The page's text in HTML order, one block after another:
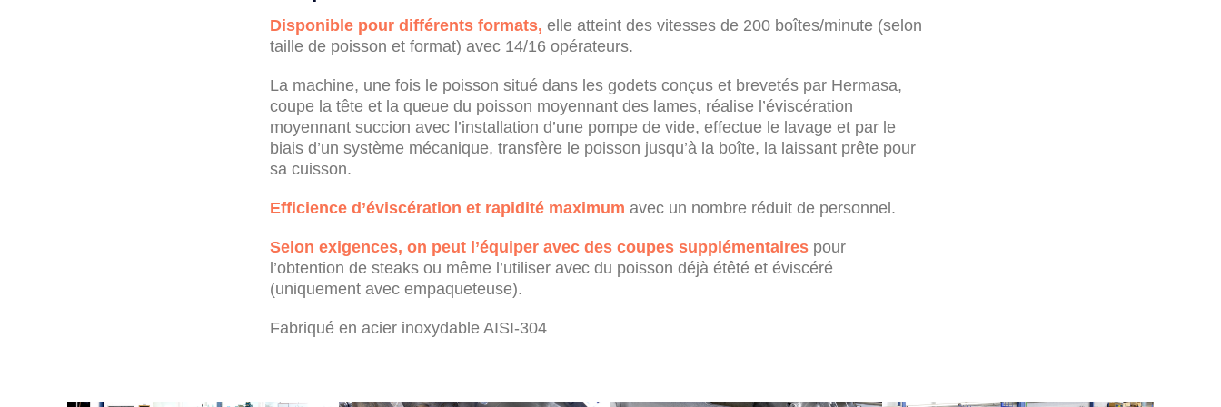
Disponible pour différents formats, elle atteint des vitesses de 200 boîtes/minute (selon
taille de poisson et format) avec 14/16 opérateurs.
La machine, une fois le poisson situé dans les godets conçus et brevetés par Hermasa,
coupe la tête et la queue du poisson moyennant des lames, réalise l’éviscération
moyennant succion avec l’installation d’une pompe de vide, effectue le lavage et par le
biais d’un système mécanique, transfère le poisson jusqu’à la boîte, la laissant prête pour
sa cuisson.
Efficience d’éviscération et rapidité maximum avec un nombre réduit de personnel.
Selon exigences, on peut l’équiper avec des coupes supplémentaires pour
l’obtention de steaks ou même l’utiliser avec du poisson déjà étêté et éviscéré
(uniquement avec empaqueteuse).
Fabriqué en acier inoxydable AISI-304